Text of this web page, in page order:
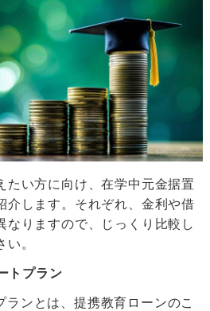
たい方に向け、在学中元金据置
介します。それぞれ、金利や借
なりますので、じっくり比較し
。
トプラン
ランとは、提携教育ローンのこ